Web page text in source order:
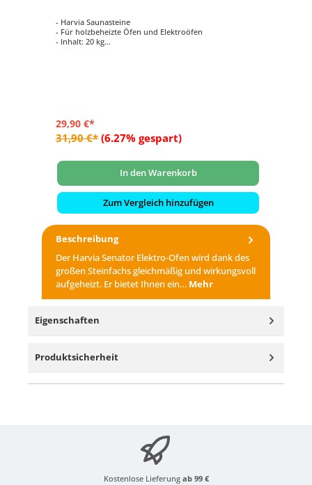
- Harvia Saunasteine
- Für holzbeheizte Öfen und Elektroöfen
- Inhalt: 20 kg
29,90 €*
31,90 €* (6.27% gespart)
In den Warenkorb
Zum Vergleich hinzufügen
Beschreibung
Der Harvia Senator Elektro-Ofen wird dank des
großen Steinfachs gleichmäßig und wirkungsvoll
aufgeheizt. Er bietet Ihnen ein… Mehr
Eigenschaften
Produktsicherheit
Kostenlose Lieferung ab 99 €